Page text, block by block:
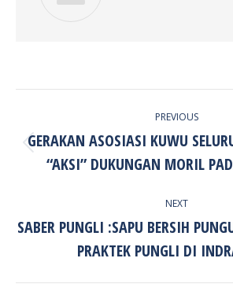
PREVIOUS
Previous
post:
GERAKAN ASOSIASI KUWU
“AKSI” DUKUNGAN MORIL
NEXT
Next
post:
SABER PUNGLI :SAPU BERSIH
PRAKTEK PUNGLI DI